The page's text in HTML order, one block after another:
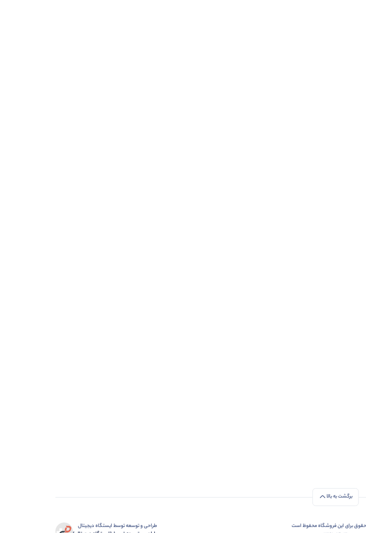
برگشت به بالا
برای این فروشگاه محفوظ است
طراحی و توسعه توسط ایستگاه دیجیتال